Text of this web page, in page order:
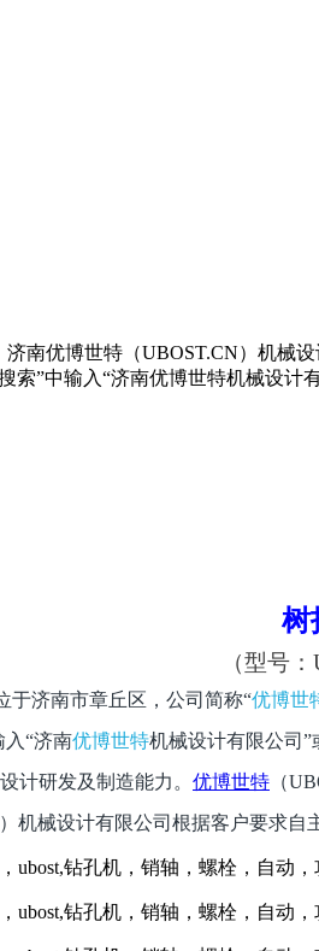
南优博世特（UBOST.CN）机械
索”中输入“济南优博世特机械设
树
（型号：
于济南市章丘区，公司简称“优博世
入“济南优博世特机械设计有限公司”
计研发及制造能力。 优博世特 （
）机械设计有限公司根据客户要求自